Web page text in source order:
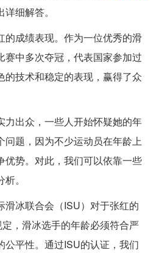
细解答。
的成绩表现。作为一位优秀的滑
赛中多次夺冠，代表国家参加过
的技术和稳定的表现，赢得了众
力出众，一些人开始怀疑她的年
问题，因为不少运动员在年龄上
优势。对此，我们可以依靠一些
。
滑冰联合会（ISU）对于张红的
，滑冰选手的年龄必须符合严
公平性。通过ISU的认证，我们